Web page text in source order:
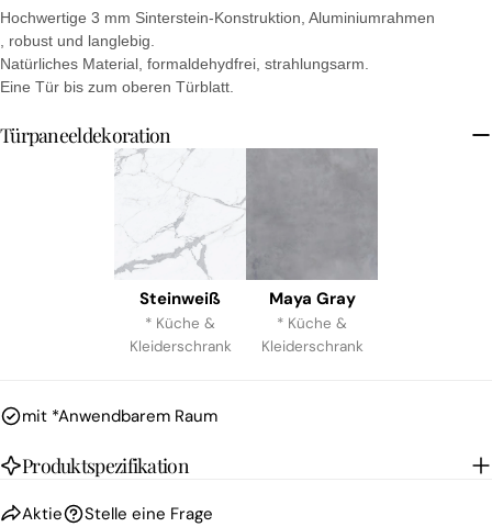
Hochwertige 3 mm Sinterstein-Konstruktion, Aluminiumrahmen
, robust und langlebig.
Natürliches Material, formaldehydfrei, strahlungsarm.
Eine Tür bis zum oberen Türblatt.
Türpaneeldekoration
Steinweiß
* Küche &
Kleiderschrank
Maya Gray
* Küche &
Kleiderschrank
mit *Anwendbarem Raum
Produktspezifikation
Aktie
Aktie
Auf
Facebook
teilen
Teilen
auf
X
Pinterest
pinnen
Stelle eine Frage
Ihre
Nachricht
Die mit * gekennzeichneten Felder sind Pflichtfelder.